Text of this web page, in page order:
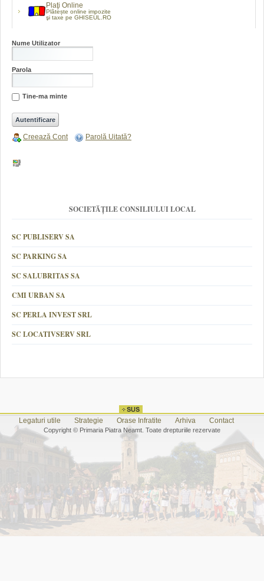
Plaţi Online
Plătește online impozite
şi taxe pe GHISEUL.RO
Nume Utilizator
Parola
Tine-ma minte
Creează Cont Parolă Uitată?
SOCIETĂȚILE CONSILIULUI LOCAL
SC PUBLISERV SA
SC PARKING SA
SC SALUBRITAS SA
CMI URBAN SA
SC PERLA INVEST SRL
SC LOCATIVSERV SRL
Legaturi utile Strategie Orase Infratite Arhiva Contact
Copyright © Primaria Piatra Neamt. Toate drepturiile rezervate